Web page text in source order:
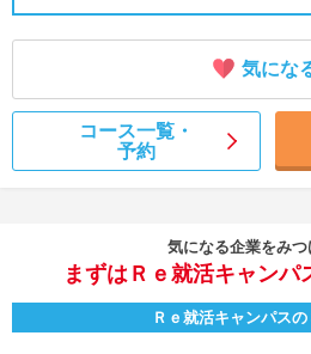
気にな
コース一覧・
予約
気になる企業をみ
まずはＲｅ就活キャンパ
Ｒｅ就活キャンパス